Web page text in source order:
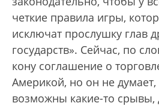
четкие правила игры,
исключат прослушку глав
государств». Сейчас, по
кону соглашение о
Америкой, но он не думает,
возможны какие-то срывы,